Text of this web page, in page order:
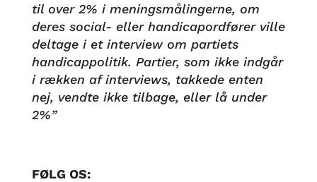
til over 2% i meningsmålingerne, om
deres social- eller handicapordfører ville
deltage i et interview om partiets
handicappolitik. Partier, som ikke indgår
i rækken af interviews, takkede enten
nej, vendte ikke tilbage, eller lå under
2%”
FØLG OS: